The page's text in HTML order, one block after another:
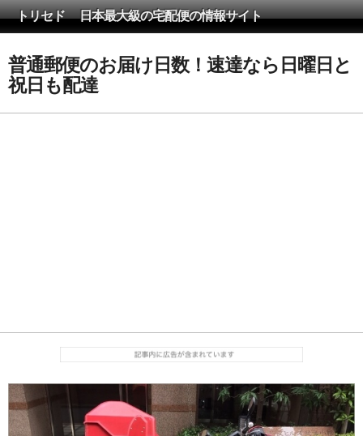
トリセド 日本最大級の宅配便の情報サイト
普通郵便のお届け日数！速達なら日曜日と
祝日も配達